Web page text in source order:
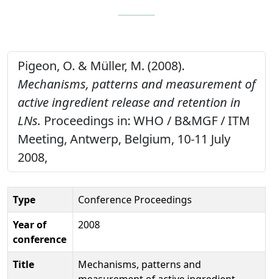
Pigeon, O. & Müller, M. (2008).
Mechanisms, patterns and measurement of
active ingredient release and retention in
LNs. Proceedings in: WHO / B&MGF / ITM
Meeting, Antwerp, Belgium, 10-11 July
2008,
Type
Conference Proceedings
Year of
conference
2008
Title
Mechanisms, patterns and